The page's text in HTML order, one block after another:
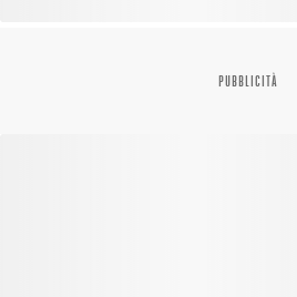
PUBBLICITÀ